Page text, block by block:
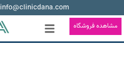
info@clinicdana.com
مشاهده فروشگاه